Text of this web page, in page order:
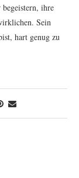
begeistern, ihre
Sein
hart genug zu